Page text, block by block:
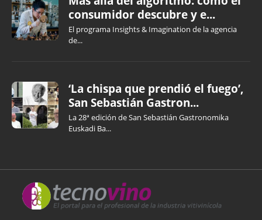
consumidor descubre y e...
El programa Insights & Imagination de la agencia
de...
‘La chispa que prendió el fuego’,
San Sebastián Gastron...
La 28ª edición de San Sebastián Gastronomika
Euskadi Ba...